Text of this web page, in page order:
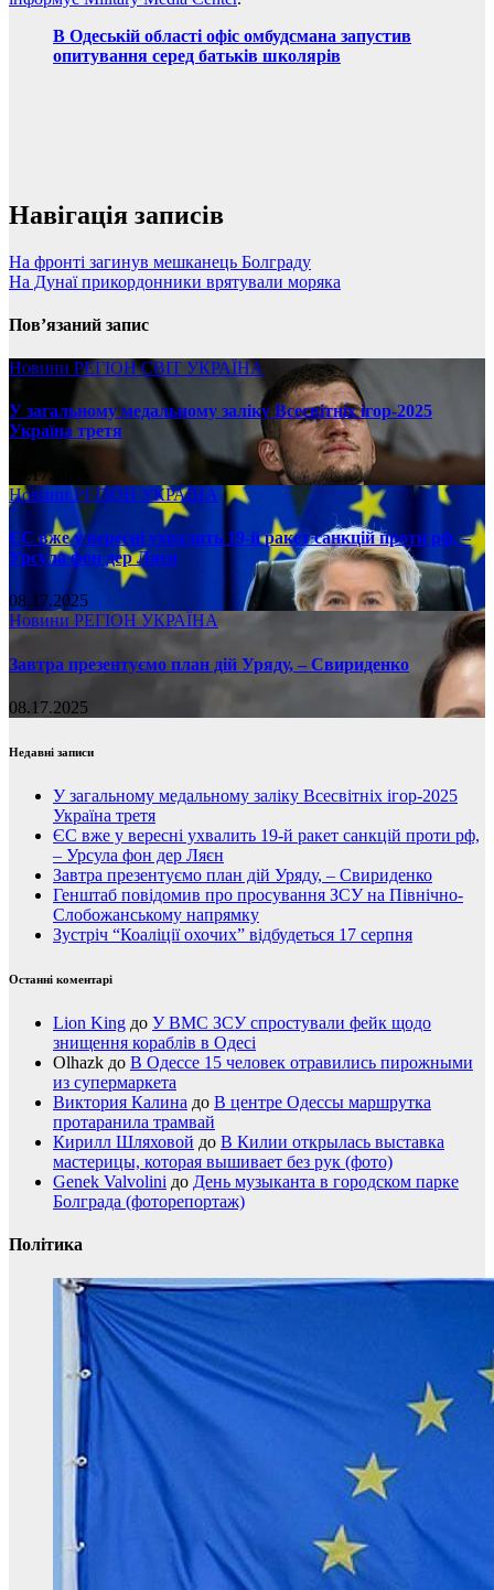
В Одеській області офіс омбудсмана запустив
опитування серед батьків школярів
Навігація записів
На фронті загинув мешканець Болграду
На Дунаї прикордонники врятували моряка
Пов’язаний запис
Новини РЕГІОНСВІТ УКРАЇНА
У загальному медальному заліку Всесвітніх ігор-2025
Україна третя
08.17.2025
НовиниРЕГІОН УКРАЇНА
ЄС вже у вересні ухвалить 19-й ракет санкцій проти рф, –
Урсула фон дер Ляєн
08.17.2025
Новини РЕГІОН УКРАЇНА
Завтра презентуємо план дій Уряду, – Свириденко
08.17.2025
Недавні записи
У загальному медальному заліку Всесвітніх ігор-2025
Україна третя
ЄС вже у вересні ухвалить 19-й ракет санкцій проти рф,
– Урсула фон дер Ляєн
Завтра презентуємо план дій Уряду, – Свириденко
Генштаб повідомив про просування ЗСУ на Північно-
Слобожанському напрямку
Зустріч “Коаліції охочих” відбудеться 17 серпня
Останні коментарі
Lion King до У ВМС ЗСУ спростували фейк щодо
знищення кораблів в Одесі
Olhazk до В Одессе 15 человек отравились пирожными
из супермаркета
Виктория Калина до В центре Одессы маршрутка
протаранила трамвай
Кирилл Шляховой до В Килии открылась выставка
мастерицы, которая вышивает без рук (фото)
Genek Valvolini до День музыканта в городском парке
Болграда (фоторепортаж)
Політика